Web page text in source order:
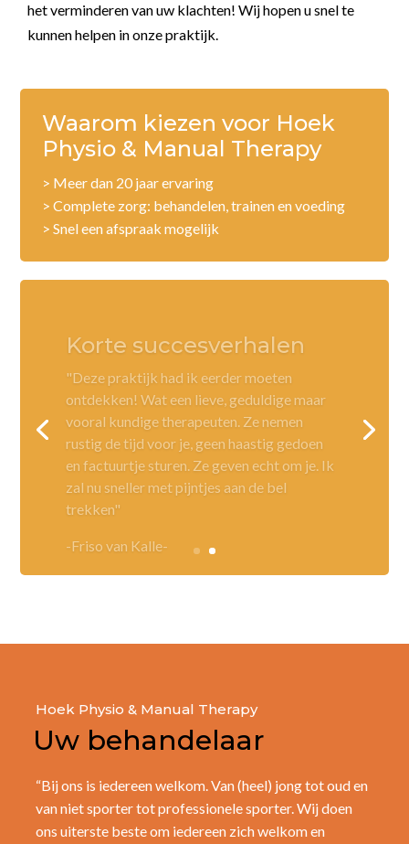
het verminderen van uw klachten! Wij hopen u snel te
kunnen helpen in onze praktijk.
Waarom kiezen voor Hoek
Physio & Manual Therapy
> Meer dan 20 jaar ervaring
> Complete zorg: behandelen, trainen en voeding
> Snel een afspraak mogelijk
Korte succesverhalen
ontdekken! Wat een lieve, geduldige maar
vooral kundige therapeuten. Ze nemen
rustig de tijd voor je, geen haastig gedoen
en factuurtje sturen. Ze geven echt om je. Ik
zal nu sneller met pijntjes aan de bel
trekken"
Hoek Physio & Manual Therapy
Uw behandelaar
“Bij ons is iedereen welkom. Van (heel) jong tot oud en
van niet sporter tot professionele sporter. Wij doen
ons uiterste beste om iedereen zich welkom en